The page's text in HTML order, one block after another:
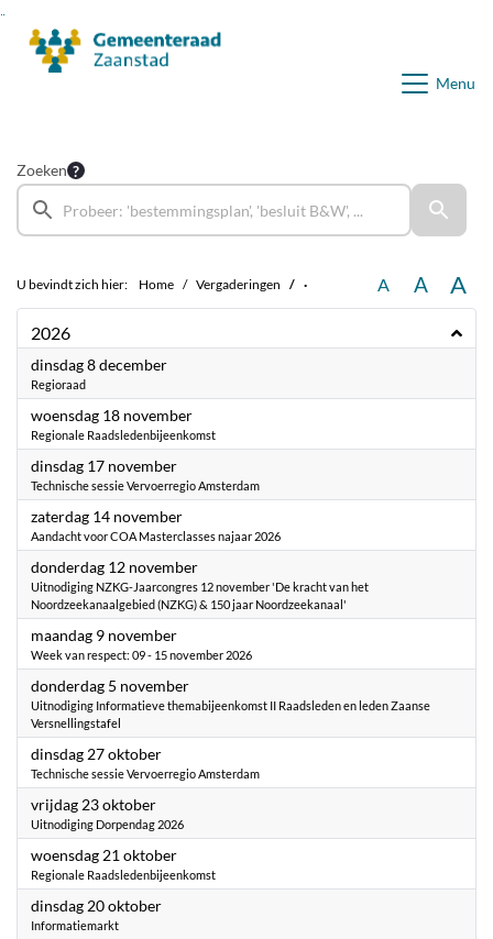
Menu
Zoeken
U bevindt zich hier: Home Vergaderingen · A A A
2026
dinsdag 8 december2026
Regioraad
woensdag 18 november2026
Regionale Raadsledenbijeenkomst
dinsdag 17 november2026
Technische sessie Vervoerregio Amsterdam
zaterdag 14 november2026
Aandacht voor COA Masterclasses najaar 2026
donderdag 12 november2026
Uitnodiging NZKG-Jaarcongres 12 november 'De kracht van het
Noordzeekanaalgebied (NZKG) & 150 jaar Noordzeekanaal'
maandag 9 november2026
Week van respect: 09 - 15 november 2026
donderdag 5 november2026
Uitnodiging Informatieve themabijeenkomst II Raadsleden en leden Zaanse
Versnellingstafel
dinsdag 27 oktober2026
Technische sessie Vervoerregio Amsterdam
vrijdag 23 oktober2026
Uitnodiging Dorpendag 2026
woensdag 21 oktober2026
Regionale Raadsledenbijeenkomst
dinsdag 20 oktober2026
Informatiemarkt